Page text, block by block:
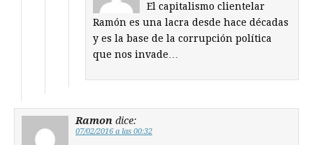
El capitalismo clientelar
Ramón es una lacra desde hace décadas
y es la base de la corrupción política
que nos invade…
Ramon dice:
07/02/2016 a las 00:32